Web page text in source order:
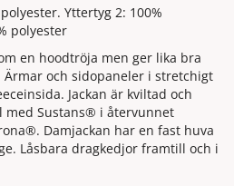
Yttertyg 2: 100%
polyester
en hoodtröja men ger lika bra
Ärmar och sidopaneler i stretchigt
Jackan är kviltad och
med Sustans® i återvunnet
Damjackan har en fast huva
Låsbara dragkedjor framtill och i